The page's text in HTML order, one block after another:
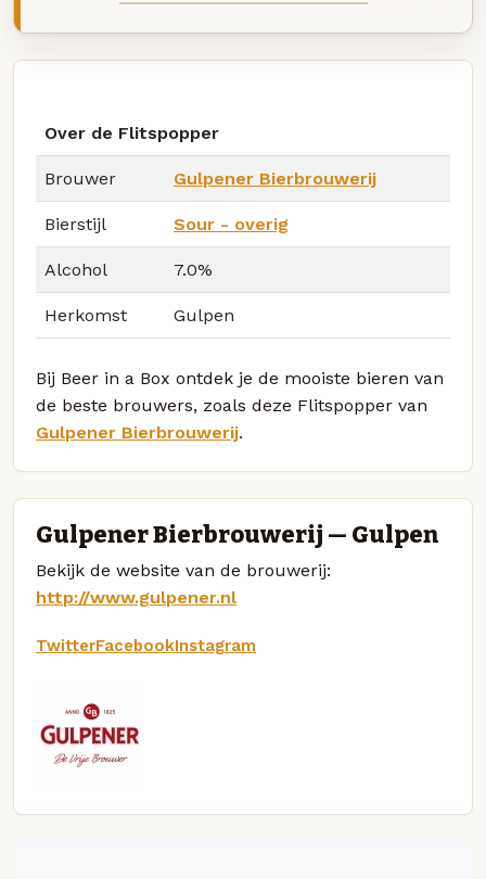
Over de Flitspopper
Brouwer Gulpener Bierbrouwerij
Bierstijl Sour - overig
Alcohol 7.0%
Herkomst Gulpen
Bij Beer in a Box ontdek je de mooiste bieren van
de beste brouwers, zoals deze Flitspopper van
Gulpener Bierbrouwerij.
Gulpener Bierbrouwerij — Gulpen
Bekijk de website van de brouwerij:
http://www.gulpener.nl
TwitterFacebookInstagram